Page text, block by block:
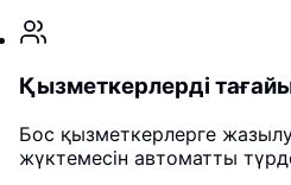
Қызметкерлерді
Бос қызметкерлерге
жүктемесін автоматты